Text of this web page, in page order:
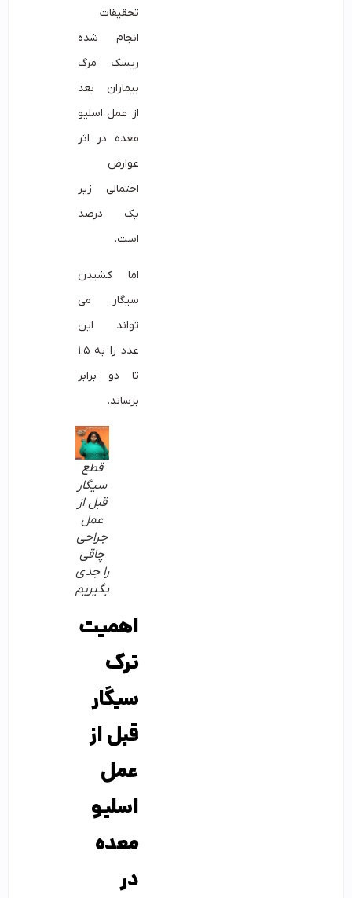
تحقیقات
انجام شده
ریسک مرگ
بیماران بعد
از عمل اسلیو
معده در اثر
عوارض
احتمالی زیر
یک درصد
است.
اما کشیدن
سیگار می
تواند این
عدد را به ۱.۵
تا دو برابر
برساند.
قطع
سیگار
قبل از
عمل
جراحی
چاقی
را جدی
بگیریم
اهمیت
ترک
سیگار
قبل از
عمل
اسلیو
معده